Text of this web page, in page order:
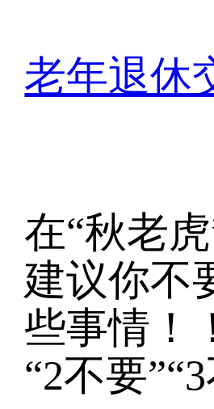
老年退休
在“秋老
建议你不
些事情！
“2不要